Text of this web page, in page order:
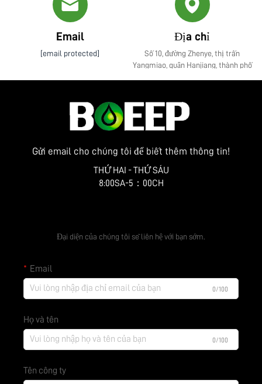
Email
[email protected]
Địa chỉ
Số 10, đường Zhenye, thị trấn
Yangmiao, quận Hanjiang, thành phố
Gửi email cho chúng tôi để biết thêm thông tin!
THỨ HAI - THỨ SÁU
8:00SA-5：00CH
Đại diện của chúng tôi sẽ liên hệ với bạn sớm.
Email
0/100
Họ và tên
0/100
Tên công ty